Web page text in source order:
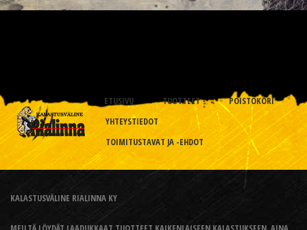
ETUSIVU TUOTTEET
POISTOKORI
YHTEYSTIEDOT
TOIMITUSTAVAT JA -EHDOT
KALASTUSVÄLINE RIALINNA KY